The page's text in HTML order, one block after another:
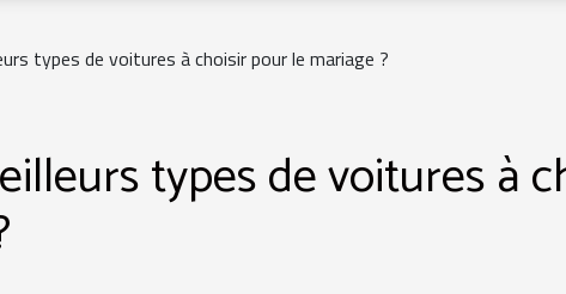
types de voitures à choisir pour le mariage ?
types de voitures à